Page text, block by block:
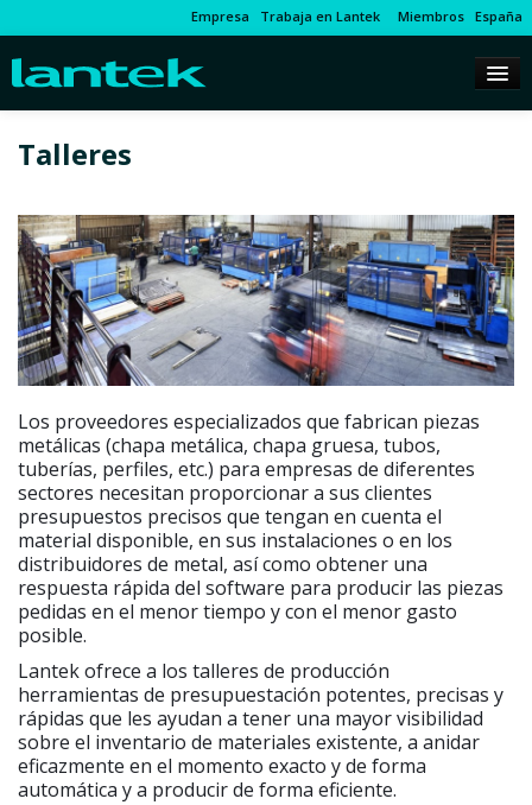
Empresa Trabaja en Lantek Miembros España
Talleres
Los proveedores especializados que fabrican piezas
metálicas (chapa metálica, chapa gruesa, tubos,
tuberías, perfiles, etc.) para empresas de diferentes
sectores necesitan proporcionar a sus clientes
presupuestos precisos que tengan en cuenta el
material disponible, en sus instalaciones o en los
distribuidores de metal, así como obtener una
respuesta rápida del software para producir las piezas
pedidas en el menor tiempo y con el menor gasto
posible.
Lantek ofrece a los talleres de producción
herramientas de presupuestación potentes, precisas y
rápidas que les ayudan a tener una mayor visibilidad
sobre el inventario de materiales existente, a anidar
eficazmente en el momento exacto y de forma
automática y a producir de forma eficiente.